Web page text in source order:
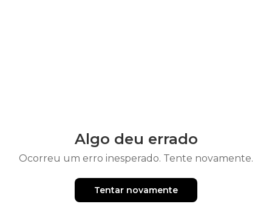
Algo deu errado
Ocorreu um erro inesperado. Tente novamente.
Tentar novamente